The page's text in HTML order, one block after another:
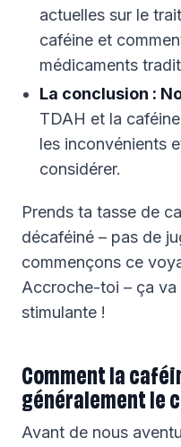
actuelles sur le
caféine et
médicaments
La conclusion :
TDAH et la
les inconvénients
considérer.
Prends ta tasse de
décaféiné – pas de
commençons ce
Accroche-toi – ça va
stimulante !
Comment la
généralement le
Avant de nous